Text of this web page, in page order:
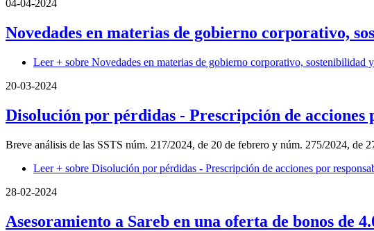
04-04-2024
Novedades en materias de gobierno corporativo,
Leer + sobre Novedades en materias de gobierno corporativo,
20-03-2024
Disolución por pérdidas - Prescripción de
Breve análisis de las SSTS núm. 217/2024, de 20 de febrero y núm. 275/2024, de
Leer + sobre Disolución por pérdidas - Prescripción de acciones por
28-02-2024
Asesoramiento a Sareb en una oferta de bonos de